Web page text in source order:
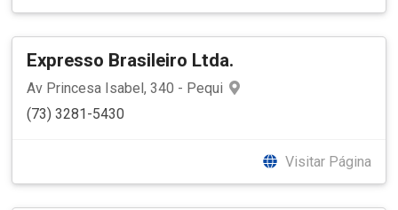
Expresso Brasileiro Ltda.
Av Princesa Isabel, 340 - Pequi
(73) 3281-5430
Visitar Página